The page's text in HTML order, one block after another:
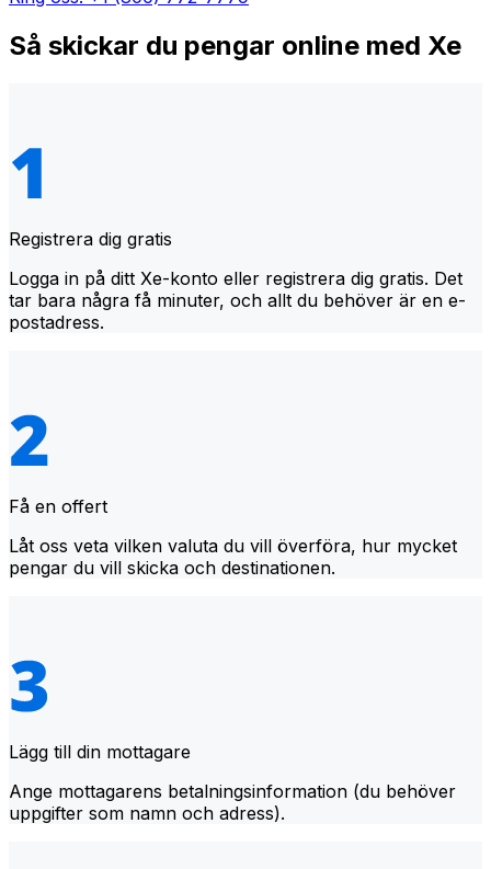
Så skickar du pengar online med Xe
Registrera dig gratis
Logga in på ditt Xe-konto eller registrera dig gratis. Det
tar bara några få minuter, och allt du behöver är en e-
postadress.
Få en offert
Låt oss veta vilken valuta du vill överföra, hur mycket
pengar du vill skicka och destinationen.
Lägg till din mottagare
Ange mottagarens betalningsinformation (du behöver
uppgifter som namn och adress).